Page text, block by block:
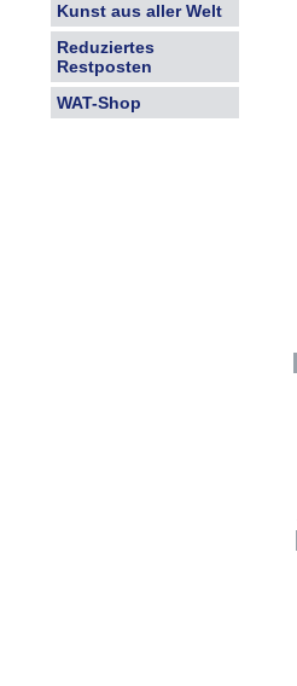
Kunst aus aller Welt
Reduziertes
Restposten
WAT-Shop